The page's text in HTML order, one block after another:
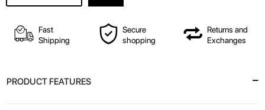
Fast
Shipping
Secure
shopping
Returns and
Exchanges
PRODUCT FEATURES